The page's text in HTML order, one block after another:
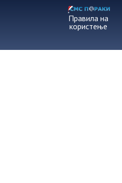
Правила на
користење